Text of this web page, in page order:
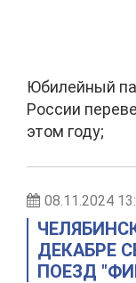
Юбилейный
России
этом году;
08.11.2024
ДЕКАБРЕ
ПОЕЗД